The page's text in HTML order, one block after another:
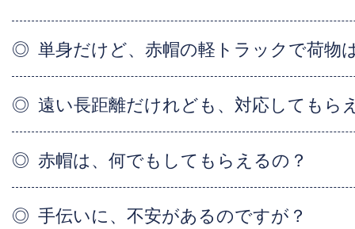
単身だけど、赤帽の軽トラックで荷物
遠い長距離だけれども、対応してもら
赤帽は、何でもしてもらえるの？
手伝いに、不安があるのですが？